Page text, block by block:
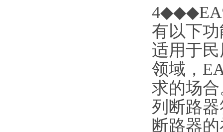
有以下
适用于
领域，
求的场
列断路器
断路器